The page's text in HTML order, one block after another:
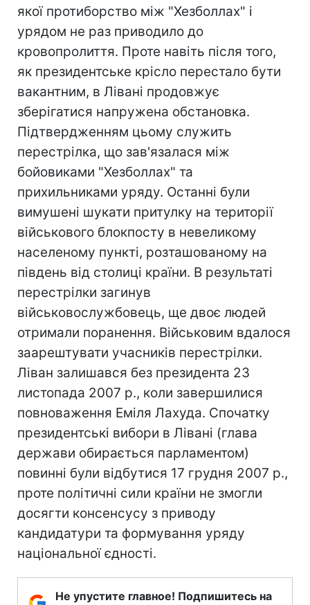
якої протиборство між "Хезболлах" і
урядом не раз приводило до
кровопролиття. Проте навіть після того,
як президентське крісло перестало бути
вакантним, в Лівані продовжує
зберігатися напружена обстановка.
Підтвердженням цьому служить
перестрілка, що зав'язалася між
бойовиками "Хезболлах" та
прихильниками уряду. Останні були
вимушені шукати притулку на території
військового блокпосту в невеликому
населеному пункті, розташованому на
південь від столиці країни. В результаті
перестрілки загинув
військовослужбовець, ще двоє людей
отримали поранення. Військовим вдалося
заарештувати учасників перестрілки.
Ліван залишався без президента 23
листопада 2007 р., коли завершилися
повноваження Еміля Лахуда. Спочатку
президентські вибори в Лівані (глава
держави обирається парламентом)
повинні були відбутися 17 грудня 2007 р.,
проте політичні сили країни не змогли
досягти консенсусу з приводу
кандидатури та формування уряду
національної єдності.
Не упустите главное! Подпишитесь на